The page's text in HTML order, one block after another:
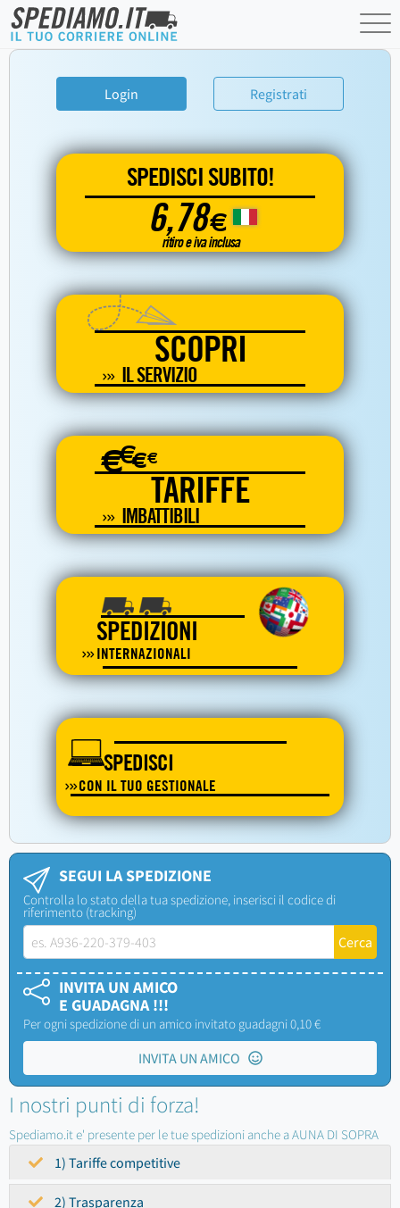
Login Registrati
SPEDISCI SUBITO!
6,78€
ritiro e iva inclusa
SCOPRI
IL SERVIZIO
€€€€
TARIFFE
IMBATTIBILI
SPEDIZIONI
INTERNAZIONALI
SPEDISCI
CON IL TUO GESTIONALE
SEGUI LA SPEDIZIONE
Controlla lo stato della tua spedizione, inserisci il codice di
riferimento (tracking)
INVITA UN AMICO
E GUADAGNA !!!
Per ogni spedizione di un amico invitato guadagni 0,10 €
INVITA UN AMICO
I nostri punti di forza!
Spediamo.it e' presente per le tue spedizioni anche a AUNA DI SOPRA
1) Tariffe competitive
2) Trasparenza